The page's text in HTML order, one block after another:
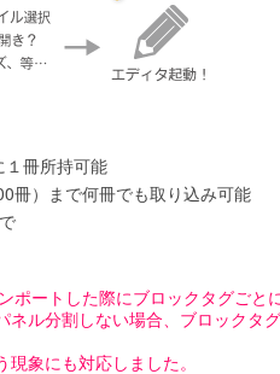
１冊所持可能
冊）まで何冊でも取り込み可能
ポートした際にブロックタグごと
ル分割しない場合、ブロックタ
象にも対応しました。